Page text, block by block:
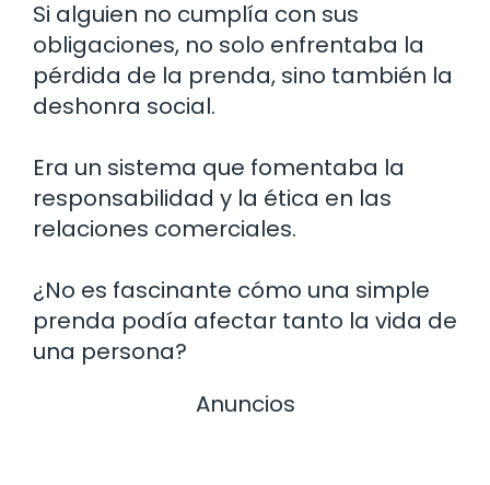
Si alguien no cumplía con sus
obligaciones, no solo enfrentaba la
pérdida de la prenda, sino también la
deshonra social.
Era un sistema que fomentaba la
responsabilidad y la ética en las
relaciones comerciales.
¿No es fascinante cómo una simple
prenda podía afectar tanto la vida de
una persona?
Anuncios